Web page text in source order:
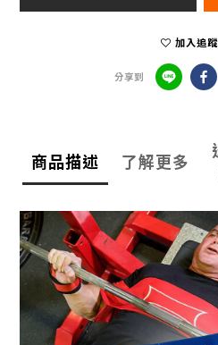
加入追
分享到
商品描述 了解更多